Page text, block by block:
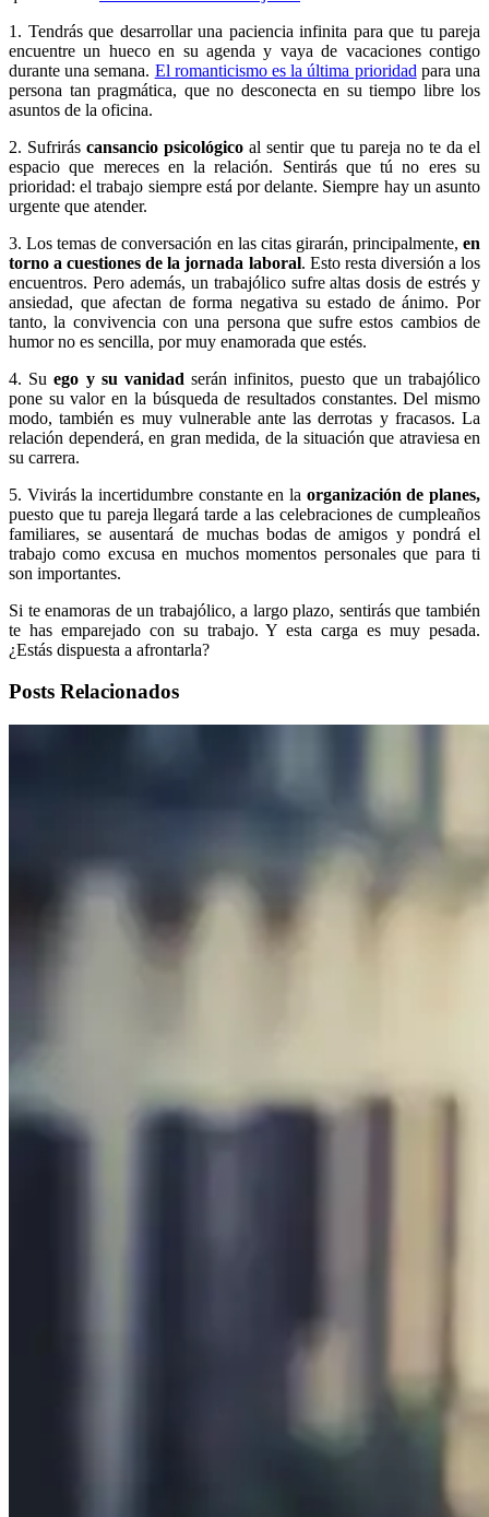
1. Tendrás que desarrollar una paciencia infinita para que tu pareja
encuentre un hueco en su agenda y vaya de vacaciones contigo
durante una semana. El romanticismo es la última prioridad para una
persona tan pragmática, que no desconecta en su tiempo libre los
asuntos de la oficina.
2. Sufriráscansancio psicológico al sentir que tu pareja no te da el
espacio que mereces en la relación. Sentirás que tú no eres su
prioridad: el trabajo siempre está por delante. Siempre hay un asunto
urgente que atender.
3. Los temas de conversación en las citas girarán, principalmente, en
torno a cuestiones de la jornada laboral. Esto resta diversión a los
encuentros. Pero además, un trabajólico sufre altas dosis de estrés y
ansiedad, que afectan de forma negativa su estado de ánimo. Por
tanto, la convivencia con una persona que sufre estos cambios de
humor no es sencilla, por muy enamorada que estés.
4. Suego y su vanidad serán infinitos, puesto que un trabajólico
pone su valor en la búsqueda de resultados constantes. Del mismo
modo, también es muy vulnerable ante las derrotas y fracasos. La
relación dependerá, en gran medida, de la situación que atraviesa en
su carrera.
5. Vivirás la incertidumbre constante en la organización de planes,
puesto que tu pareja llegará tarde a las celebraciones de cumpleaños
familiares, se ausentará de muchas bodas de amigos y pondrá el
trabajo como excusa en muchos momentos personales que para ti
son importantes.
Si te enamoras de un trabajólico, a largo plazo, sentirás que también
te has emparejado con su trabajo. Y esta carga es muy pesada.
¿Estás dispuesta a afrontarla?
Posts Relacionados